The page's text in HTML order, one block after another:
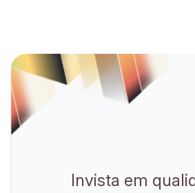
Invista em